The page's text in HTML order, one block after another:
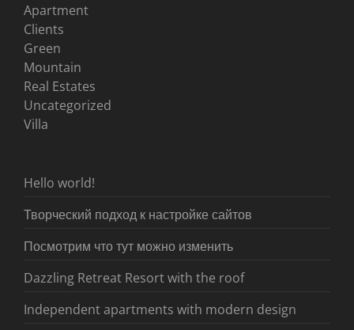
Apartment
Clients
Green
Mountain
Real Estates
Uncategorized
Villa
Hello world!
Творческий подход к настройке сайтов
Посмотрим что тут можно изменить
Dazzling Retreat Resort with the roof
Independent apartments with modern design